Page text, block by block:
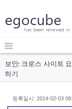
egocube
has been renewed in
보안: 크로스 사이트
하기
등록일시: 2014-02-03